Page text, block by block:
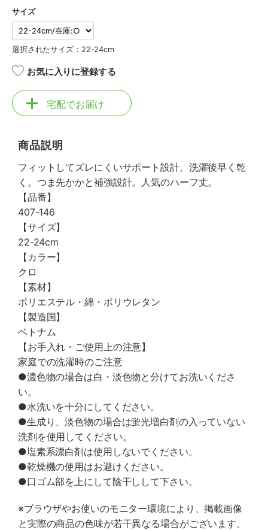
サイズ
選択されたサイズ：22-24cm
お気に入りに登録する
宅配でお届け
商品説明
フィットしてズレにくいサポート設計。洗濯後早く乾
く。つま先かかと補強設計。人気のハーフ丈。
【品番】
407-146
【サイズ】
22-24cm
【カラー】
クロ
【素材】
ポリエステル・綿・ポリウレタン
【製造国】
ベトナム
【お手入れ・ご使用上の注意】
家庭での洗濯時のご注意
●濃色物の場合は白・淡色物と分けてお洗いくださ
い。
●水洗いを十分にしてください。
●生成り、淡色物の場合は蛍光増白剤の入っていない
洗剤を使用してください。
●塩素系漂白剤は使用しないでください。
●乾燥機の使用はお避けください。
●口ゴム部を上にして陰干しして下さい。
※ブラウザやお使いのモニター環境により、掲載画像
と実際の商品の色味が若干異なる場合がございます。